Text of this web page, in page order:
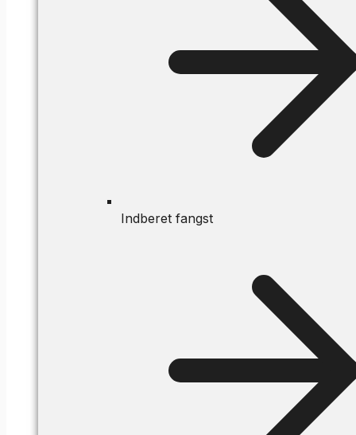
Indberet fangst